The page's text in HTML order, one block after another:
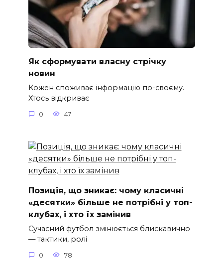
Як сформувати власну стрічку
новин
Кожен споживає інформацію по-своєму.
Хтось відкриває
0 47
Позиція, що зникає: чому класичні
«десятки» більше не потрібні у топ-
клубах, і хто їх замінив
Сучасний футбол змінюється блискавично
— тактики, ролі
0 78